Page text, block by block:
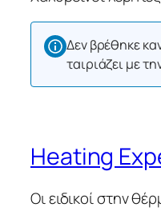
Δεν βρέθηκε
ταιριάζει με
Heating
Οι ειδικοί στην